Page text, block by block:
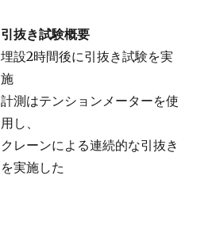
引抜き試験概要
埋設2時間後に引抜き試験を実
施
計測はテンションメーターを使
用し、
クレーンによる連続的な引抜き
を実施した